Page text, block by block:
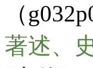
（
著述、